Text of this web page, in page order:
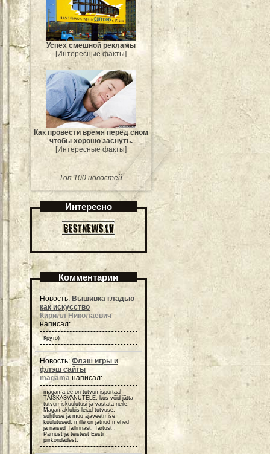
Успех смешной рекламы
[Интересные факты]
Как провести время перед сном
чтобы хорошо заснуть.
[Интересные факты]
Топ 100 новостей
Интересно
Комментарии
Новость: Вышивка гладью
как искусство
Кирилл Николаевич
написал:
Круто)
Новость:Флэш игры и
флэш сайты
magama написал:
magama.ee on tutvumisportaal
TÄISKASVANUTELE, kus võid jätta
tutvumiskuulutusi ja vastata neile.
Magamaklubis leiad tutvuse,
suhtluse ja muu ajaveetmise
kuulutused, mille on jätnud mehed
ja naised Tallinnast, Tartust ,
Pärnust ja teistest Eesti
piirkondadest.